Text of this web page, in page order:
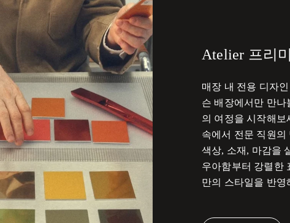
Atelier 프리
매장 내 전용 디자
슨 배장에서만 만
의 여정을 시작해
속에서 전문 직원
색상, 소재, 마감을
우아함부터 강렬한
만의 스타일을 반